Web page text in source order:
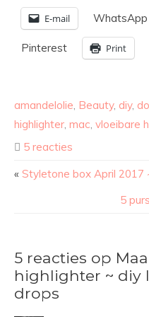
E-mail WhatsApp
Pinterest Print
amandelolie, Beauty, diy,
highlighter, mac, vloeibare
5 reacties
« Styletone box April 2017
5
5 reacties op
highlighter ~
drops